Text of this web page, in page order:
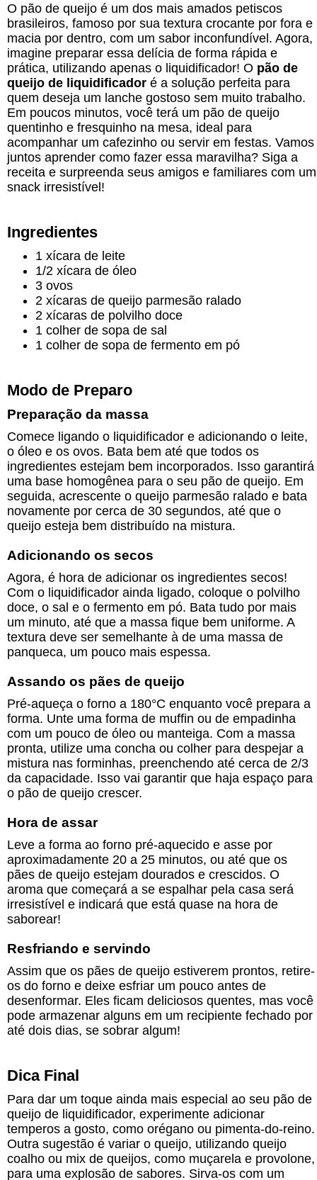
O pão de queijo é um dos mais amados petiscos
brasileiros, famoso por sua textura crocante por fora e
macia por dentro, com um sabor inconfundível. Agora,
imagine preparar essa delícia de forma rápida e
prática, utilizando apenas o liquidificador! O pão de
queijo de liquidificador é a solução perfeita para
quem deseja um lanche gostoso sem muito trabalho.
Em poucos minutos, você terá um pão de queijo
quentinho e fresquinho na mesa, ideal para
acompanhar um cafezinho ou servir em festas. Vamos
juntos aprender como fazer essa maravilha? Siga a
receita e surpreenda seus amigos e familiares com um
snack irresistível!
Ingredientes
1 xícara de leite
1/2 xícara de óleo
3 ovos
2 xícaras de queijo parmesão ralado
2 xícaras de polvilho doce
1 colher de sopa de sal
1 colher de sopa de fermento em pó
Modo de Preparo
Preparação da massa
Comece ligando o liquidificador e adicionando o leite,
o óleo e os ovos. Bata bem até que todos os
ingredientes estejam bem incorporados. Isso garantirá
uma base homogênea para o seu pão de queijo. Em
seguida, acrescente o queijo parmesão ralado e bata
novamente por cerca de 30 segundos, até que o
queijo esteja bem distribuído na mistura.
Adicionando os secos
Agora, é hora de adicionar os ingredientes secos!
Com o liquidificador ainda ligado, coloque o polvilho
doce, o sal e o fermento em pó. Bata tudo por mais
um minuto, até que a massa fique bem uniforme. A
textura deve ser semelhante à de uma massa de
panqueca, um pouco mais espessa.
Assando os pães de queijo
Pré-aqueça o forno a 180°C enquanto você prepara a
forma. Unte uma forma de muffin ou de empadinha
com um pouco de óleo ou manteiga. Com a massa
pronta, utilize uma concha ou colher para despejar a
mistura nas forminhas, preenchendo até cerca de 2/3
da capacidade. Isso vai garantir que haja espaço para
o pão de queijo crescer.
Hora de assar
Leve a forma ao forno pré-aquecido e asse por
aproximadamente 20 a 25 minutos, ou até que os
pães de queijo estejam dourados e crescidos. O
aroma que começará a se espalhar pela casa será
irresistível e indicará que está quase na hora de
saborear!
Resfriando e servindo
Assim que os pães de queijo estiverem prontos, retire-
os do forno e deixe esfriar um pouco antes de
desenformar. Eles ficam deliciosos quentes, mas você
pode armazenar alguns em um recipiente fechado por
até dois dias, se sobrar algum!
Dica Final
Para dar um toque ainda mais especial ao seu pão de
queijo de liquidificador, experimente adicionar
temperos a gosto, como orégano ou pimenta-do-reino.
Outra sugestão é variar o queijo, utilizando queijo
coalho ou mix de queijos, como muçarela e provolone,
para uma explosão de sabores. Sirva-os com um